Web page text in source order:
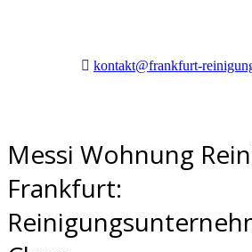
kontakt@frankfurt-
Messi Wohnung
Frankfurt: